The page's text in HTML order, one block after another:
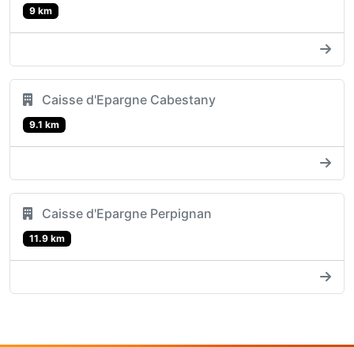
9 km
Caisse d'Epargne Cabestany
9.1 km
Caisse d'Epargne Perpignan
11.9 km